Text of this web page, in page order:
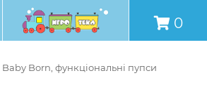
0
Born, функціональні пупси